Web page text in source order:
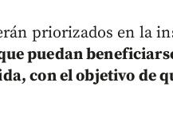
priorizados en la
puedan
con el objetivo de